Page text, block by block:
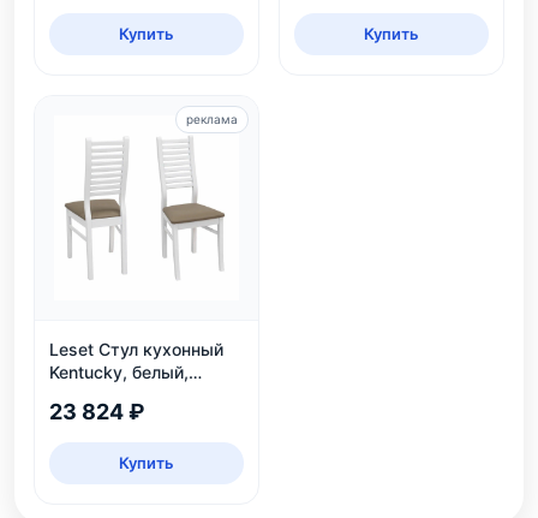
Купить Купить
Leset Стул кухонный
Kentucky, белый,
23 824 ₽
Купить
реклама